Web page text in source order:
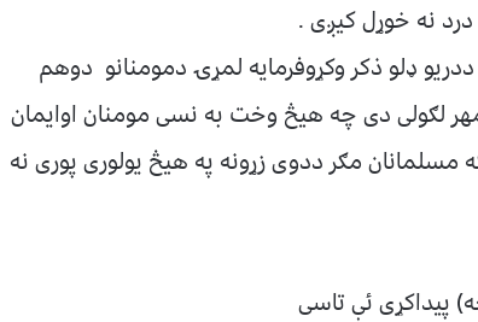
نه خوړل کیږی .
ډلو ذکر وکړوفرمایه لمړۍ دمومنانو دوهم
لګولی دی چه هیڅ وخت به نسی مومنان اوایمان
مسلمانان مګر ددوی زړونه په هیڅ یولوری پوری نه
پیداکړی ئې تاسی